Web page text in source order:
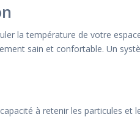
la température de votre
sain et confortable. Un
à retenir les particules et